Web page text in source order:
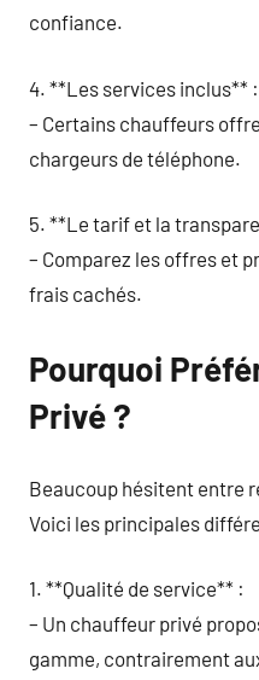
confiance.
4. **Les services inclus** :
– Certains chauffeurs
chargeurs de téléphone.
5. **Le tarif et la
– Comparez les offres et
frais cachés.
Pourquoi
Privé ?
Beaucoup hésitent entre
Voici les principales
1. **Qualité de service** :
– Un chauffeur privé
gamme, contrairement